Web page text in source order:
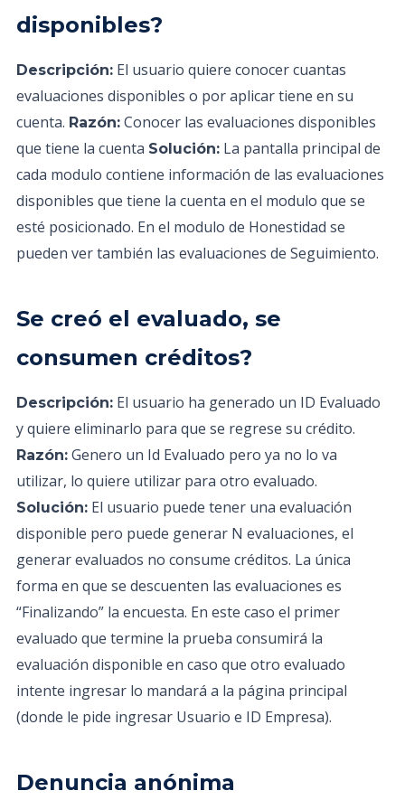
disponibles?
Descripción: El usuario quiere conocer cuantas
evaluaciones disponibles o por aplicar tiene en su
cuenta. Razón: Conocer las evaluaciones disponibles
que tiene la cuenta Solución: La pantalla principal de
cada modulo contiene información de las evaluaciones
disponibles que tiene la cuenta en el modulo que se
esté posicionado. En el modulo de Honestidad se
pueden ver también las evaluaciones de Seguimiento.
Se creó el evaluado, se
consumen créditos?
Descripción: El usuario ha generado un ID Evaluado
y quiere eliminarlo para que se regrese su crédito.
Razón: Genero un Id Evaluado pero ya no lo va
utilizar, lo quiere utilizar para otro evaluado.
Solución: El usuario puede tener una evaluación
disponible pero puede generar N evaluaciones, el
generar evaluados no consume créditos. La única
forma en que se descuenten las evaluaciones es
“Finalizando” la encuesta. En este caso el primer
evaluado que termine la prueba consumirá la
evaluación disponible en caso que otro evaluado
intente ingresar lo mandará a la página principal
(donde le pide ingresar Usuario e ID Empresa).
Denuncia anónima